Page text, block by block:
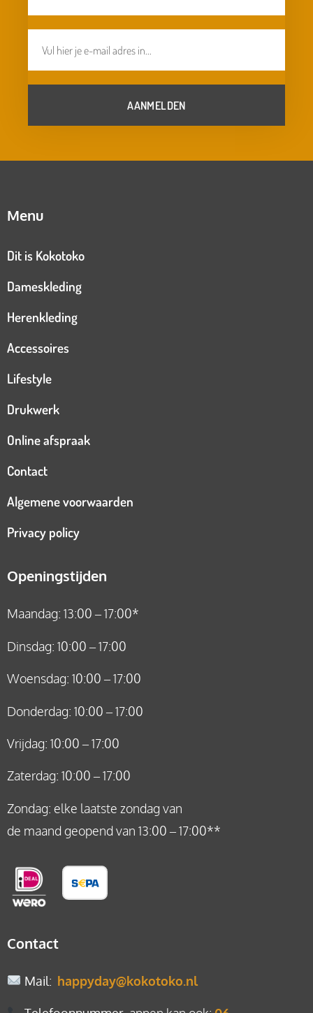
AANMELDEN
Menu
Dit is Kokotoko
Dameskleding
Herenkleding
Accessoires
Lifestyle
Drukwerk
Online afspraak
Contact
Algemene voorwaarden
Privacy policy
Openingstijden
Maandag: 13:00 – 17:00*
Dinsdag: 10:00 – 17:00
Woensdag: 10:00 – 17:00
Donderdag: 10:00 – 17:00
Vrijdag: 10:00 – 17:00
Zaterdag: 10:00 – 17:00
Zondag: elke laatste zondag van
de maand geopend van 13:00 – 17:00**
Contact
Mail: happyday@kokotoko.nl